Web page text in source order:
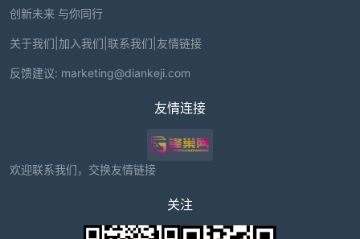
创新未来 与你同行
关于我们 加入我们 联系我们 友情链接
反馈建议: marketing@diankeji.com
友情连接
欢迎联系我们，交换友情链接
关注